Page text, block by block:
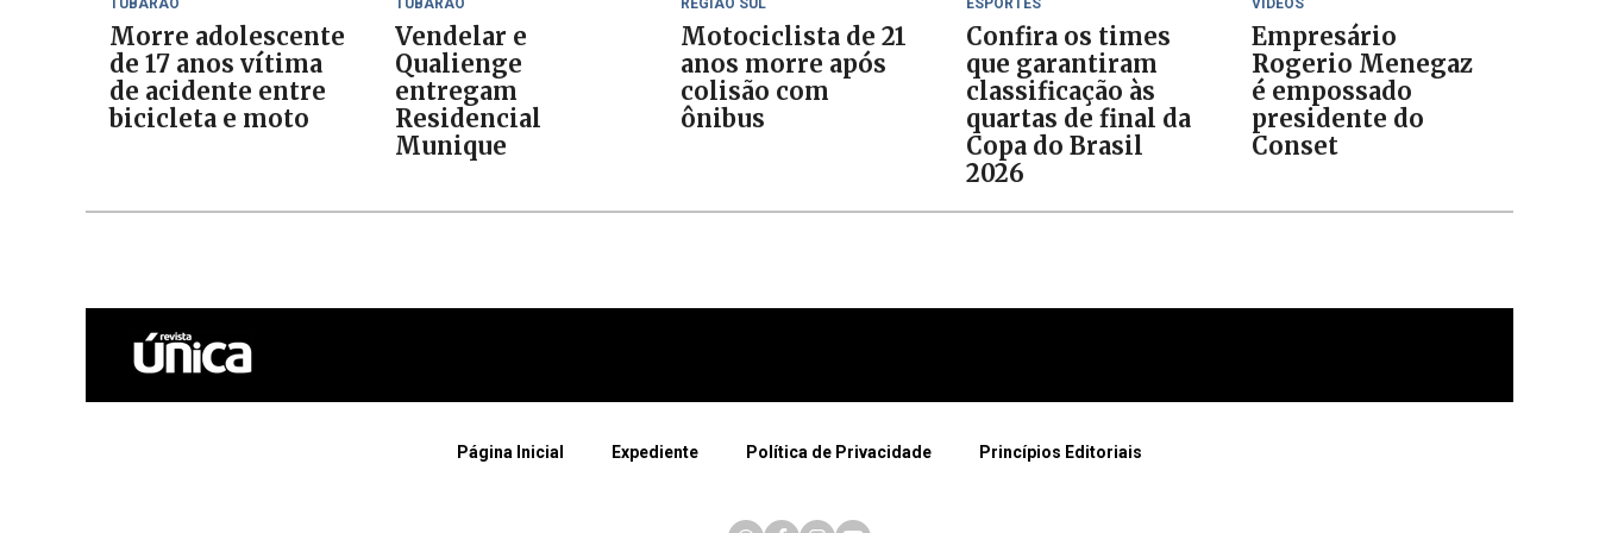
TUBARÃO
Morre adolescente
de 17 anos vítima
de acidente entre
bicicleta e moto
TUBARÃO
Vendelar e
Qualienge
entregam
Residencial
Munique
REGIÃO SUL
Motociclista de 21
anos morre após
colisão com
ônibus
ESPORTES
Confira os times
que garantiram
classificação às
quartas de final da
Copa do Brasil
2026
VÍDEOS
Empresário
Rogerio Menegaz
é empossado
presidente do
Conset
Página Inicial Expediente Política de Privacidade Princípios Editoriais